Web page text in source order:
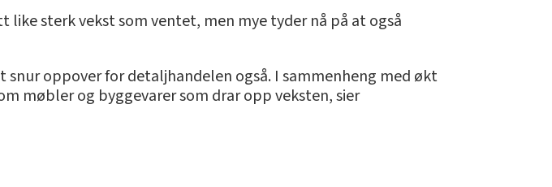
sterk vekst som ventet, men mye tyder nå på at også
oppover for detaljhandelen også. I sammenheng med økt
møbler og byggevarer som drar opp veksten, sier